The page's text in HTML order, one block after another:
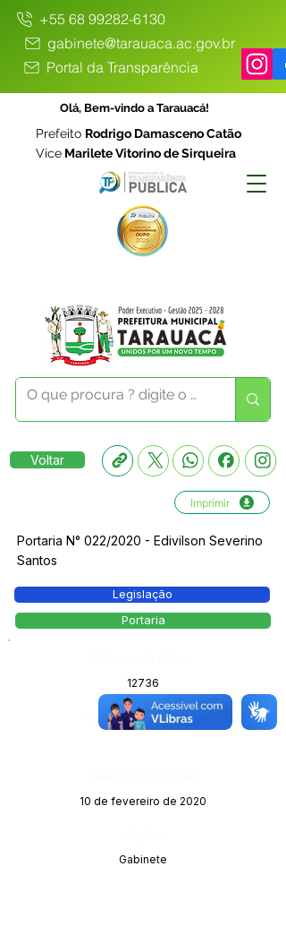
+55 68 99282-6130
gabinete@tarauaca.ac.gov.br
Portal da Transparência
Olá, Bem-vindo a Tarauacá!
Prefeito Rodrigo Damasceno Catão
Vice Marilete Vitorino de Sirqueira
Voltar
Imprimir
Portaria N° 022/2020 - Edivilson Severino
Santos
Legislação
Portaria
12736
Página da Publicação:
10 de fevereiro de 2020
Gabinete